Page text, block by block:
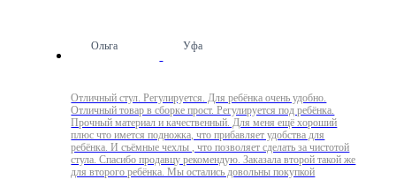
Ольга Уфа
Отличный стул. Регулируется. Для ребёнка очень удобно.
Отличный товар в сборке прост. Регулируется под ребёнка.
Прочный материал и качественный. Для меня ещё хороший
плюс что имется подножка, что прибавляет удобства для
ребёнка. И съёмные чехлы , что позволяет сделать за чистотой
стула. Спасибо продавцу рекомендую. Заказала второй такой же
для второго ребёнка. Мы остались довольны покупкой